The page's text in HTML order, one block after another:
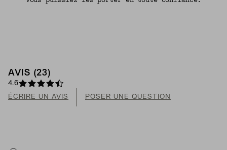
AVIS (23)
4.6
ÉCRIRE UN AVIS POSER UNE QUESTION